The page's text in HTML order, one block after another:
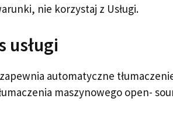
nie korzystaj z Usługi.
usługi
automatyczne
maszynowego open-